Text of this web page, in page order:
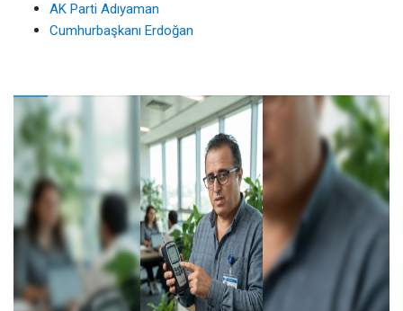
AK Parti Adıyaman
Cumhurbaşkanı Erdoğan